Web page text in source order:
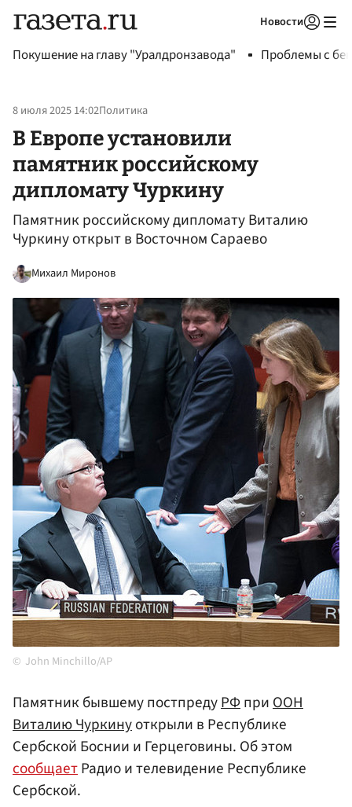
Новости
Покушение на главу "Уралдронзавода" Проблемы с
8 июля 2025 14:02Политика
В Европе установили
памятник российскому
дипломату Чуркину
Памятник российскому дипломату Виталию
Чуркину открыт в Восточном Сараево
Михаил Миронов
John Minchillo/AP
Памятник бывшему постпредуРФприООН
Виталию Чуркинуоткрыли в Республике
Сербской Боснии и Герцеговины. Об этом
сообщаетРадио и телевидение Республике
Сербской.